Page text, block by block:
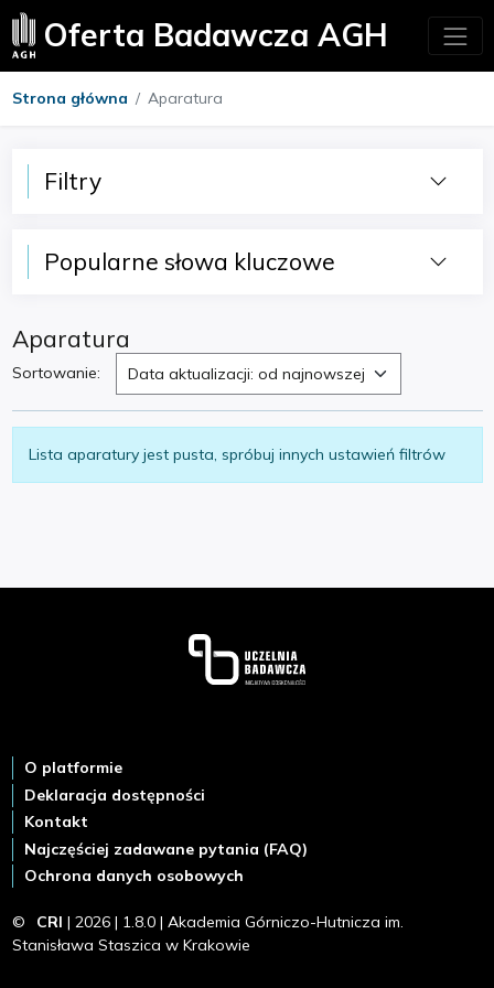
Oferta Badawcza AGH
Strona główna Aparatura
Filtry
Popularne słowa kluczowe
Aparatura
Sortowanie: Data aktualizacji: od najnowszej
Lista aparatury jest pusta, spróbuj innych ustawień filtrów
O platformie
Deklaracja dostępności
Kontakt
Najczęściej zadawane pytania (FAQ)
Ochrona danych osobowych
© CRI | 2026 | 1.8.0 | Akademia Górniczo-Hutnicza im.
Stanisława Staszica w Krakowie